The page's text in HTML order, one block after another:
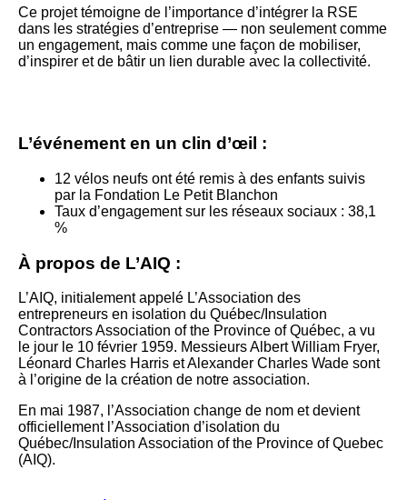
Ce projet témoigne de l’importance d’intégrer la RSE
dans les stratégies d’entreprise — non seulement comme
un engagement, mais comme une façon de mobiliser,
d’inspirer et de bâtir un lien durable avec la collectivité.
L’événement en un clin d’œil :
12 vélos neufs ont été remis à des enfants suivis
par la Fondation Le Petit Blanchon
Taux d’engagement sur les réseaux sociaux : 38,1
%
À propos de L’AIQ :
L’AIQ, initialement appelé L’Association des
entrepreneurs en isolation du Québec/Insulation
Contractors Association of the Province of Québec, a vu
le jour le 10 février 1959. Messieurs Albert William Fryer,
Léonard Charles Harris et Alexander Charles Wade sont
à l’origine de la création de notre association.
En mai 1987, l’Association change de nom et devient
officiellement l’Association d’isolation du
Québec/Insulation Association of the Province of Quebec
(AIQ).